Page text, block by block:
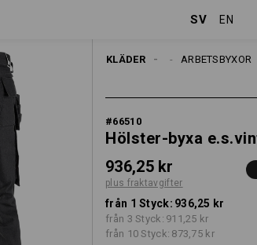
SV EN
KLÄDER ARBETSBYXOR
HERRAR
#66510
Hölster-byxa
936,25 kr
plus fraktavgifter
från 1 Styck: 936,25 kr
från 3 Styck: 911,25 kr
från 10 Styck: 873,75 kr